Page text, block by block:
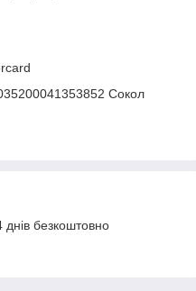
Сокол
безкоштовно